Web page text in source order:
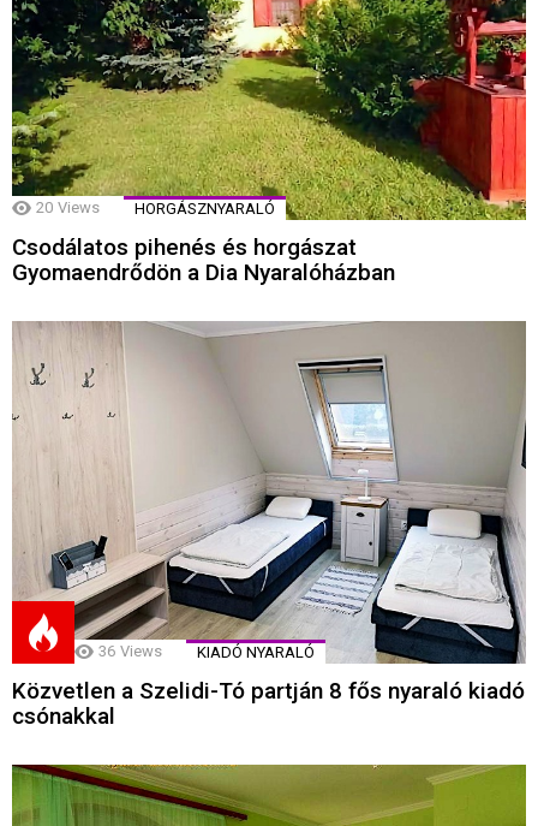
20 Views HORGÁSZNYARALÓ
Csodálatos pihenés és horgászat
Gyomaendrődön a Dia Nyaralóházban
36 Views KIADÓ NYARALÓ
Közvetlen a Szelidi-Tó partján 8 fős nyaraló kiadó
csónakkal